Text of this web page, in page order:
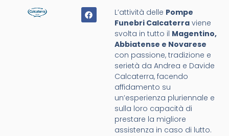
L’attività delle Pompe
Funebri Calcaterra viene
svolta in tutto il Magentino,
Abbiatense e Novarese
con passione, tradizione e
serietà da Andrea e Davide
Calcaterra, facendo
affidamento su
un’esperienza pluriennale e
sulla loro capacità di
prestare la migliore
assistenza in caso di lutto.